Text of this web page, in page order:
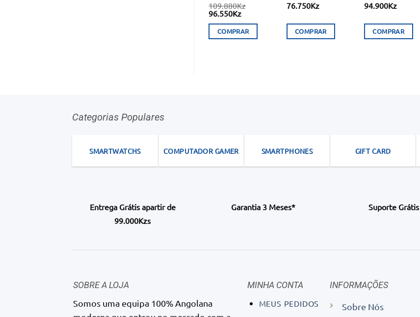
109.880Kz
O
original
era:
96.550KzO
atual
é:
COMPRAR
76.750Kz
COMPRAR
94.900Kz
COMPRAR
Categorias Populares
SMARTWATCHS COMPUTADOR GAMER SMARTPHONES GIFT CARD
Entrega Grátis apartir de
99.000Kzs
Garantia 3 Meses* Suporte Grátis
SOBRE A LOJA
Somos uma equipa 100% Angolana
MINHA CONTA
MEUS PEDIDOS
INFORMAÇÕES
Sobre Nós